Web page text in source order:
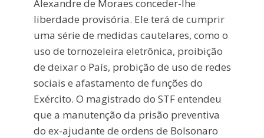
Alexandre de Moraes conceder-lhe
liberdade provisória. Ele terá de cumprir
uma série de medidas cautelares, como o
uso de tornozeleira eletrônica, proibição
de deixar o País, probição de uso de redes
sociais e afastamento de funções do
Exército. O magistrado do STF entendeu
que a manutenção da prisão preventiva
do ex-ajudante de ordens de Bolsonaro